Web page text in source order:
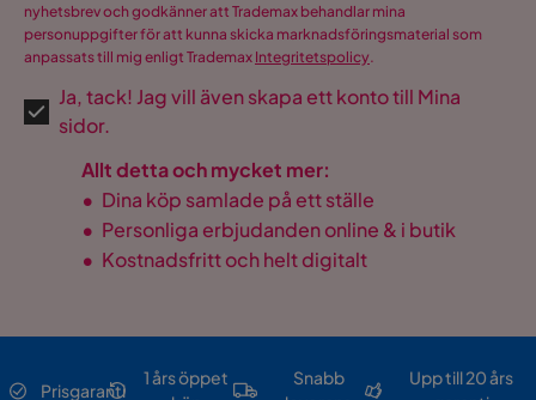
nyhetsbrev och godkänner att Trademax behandlar mina
personuppgifter för att kunna skicka marknadsföringsmaterial som
anpassats till mig enligt Trademax Integritetspolicy.
Ja, tack! Jag vill även skapa ett konto till Mina
sidor.
Allt detta och mycket mer:
• Dina köp samlade på ett ställe
• Personliga erbjudanden online & i butik
• Kostnadsfritt och helt digitalt
Prisgaranti
1 års öppet
Snabb
Upp till 20 års